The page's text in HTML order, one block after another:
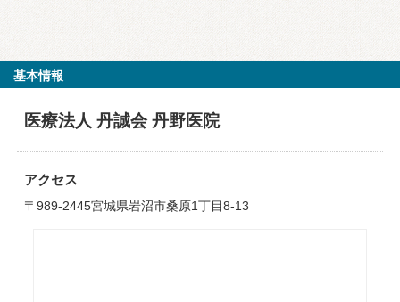
基本情報
医療法人 丹誠会 丹野医院
アクセス
〒989-2445宮城県岩沼市桑原1丁目8-13